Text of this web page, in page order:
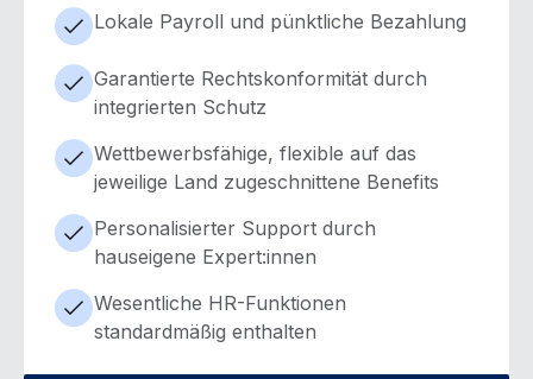
Lokale Payroll und pünktliche Bezahlung
Garantierte Rechtskonformität durch
integrierten Schutz
Wettbewerbsfähige, flexible auf das
jeweilige Land zugeschnittene Benefits
Personalisierter Support durch
hauseigene Expert:innen
Wesentliche HR-Funktionen
standardmäßig enthalten